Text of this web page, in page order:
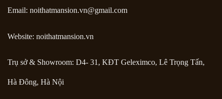
Email: noithatmansion.vn@gmail.com
Website: noithatmansion.vn
Trụ sở & Showroom: D4- 31, KĐT Geleximco, Lê Trọng Tấn,
Hà Đông, Hà Nội